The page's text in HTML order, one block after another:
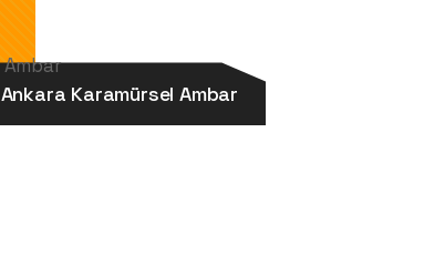
Ankara Karamürsel Ambar